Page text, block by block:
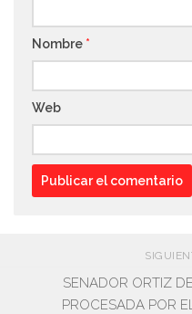
Nombre *
Web
SENADOR ORTIZ
PROCESADA POR